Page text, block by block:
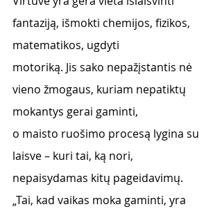
fantaziją, išmokti chemijos, fizikos,
matematikos, ugdyti
motoriką. Jis sako nepažįstantis nė
vieno žmogaus, kuriam nepatiktų
mokantys gerai gaminti,
o maisto ruošimo procesą lygina su
laisve – kuri tai, ką nori,
nepaisydamas kitų pageidavimų.
„Tai, kad vaikas moka gaminti, yra